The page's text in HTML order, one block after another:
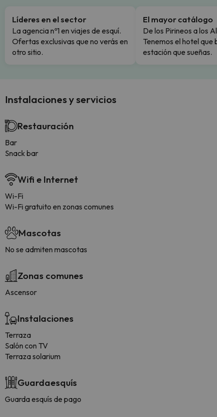
Líderes en el sector
La agencia nº1 en viajes de esquí.
Ofertas exclusivas que no verás en
otro sitio.
El mayor catálogo
De los Pirineos a los
Tenemos el hotel que
estación que sueñas.
Instalaciones y servicios
Restauración
Bar
Snack bar
Wifi e Internet
Wi-Fi
Wi-Fi gratuito en zonas comunes
Mascotas
No se admiten mascotas
Zonas comunes
Ascensor
Instalaciones
Terraza
Salón con TV
Terraza solarium
Guardaesquís
Guarda esquís de pago